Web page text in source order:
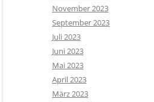
November 2023
September 2023
Juli 2023
Juni 2023
Mai 2023
April 2023
März 2023